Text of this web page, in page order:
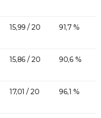
15,99 / 20 91,7 %
15,86 / 20 90,6 %
17,01 / 20 96,1 %